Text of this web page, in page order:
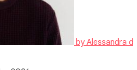
byAlessandra